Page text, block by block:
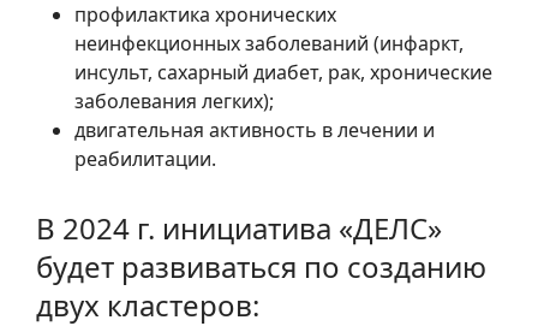
профилактика хронических
неинфекционных заболеваний (инфаркт,
инсульт, сахарный диабет, рак, хронические
заболевания легких);
двигательная активность в лечении и
реабилитации.
В 2024 г. инициатива «ДЕЛС»
будет развиваться по созданию
двух кластеров: